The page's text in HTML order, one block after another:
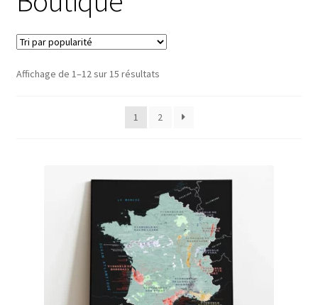
BLOG
Affichage de 1–12 sur 15 résultats
1 2